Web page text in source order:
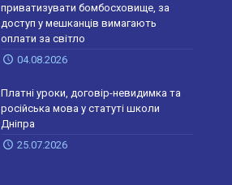
приватизувати бомбосховище, за
доступ у мешканців вимагають
оплати за світло
04.08.2026
Платні уроки, договір-невидимка та
російська мова у статуті школи
Дніпра
25.07.2026